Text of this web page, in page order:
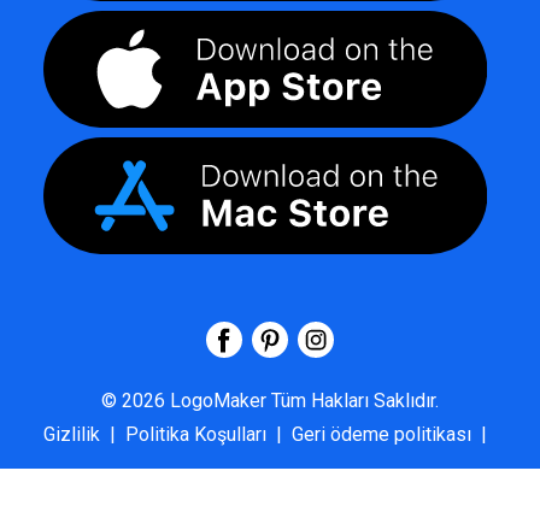
© 2026 LogoMaker Tüm Hakları Saklıdır.
Gizlilik | Politika Koşulları | Geri ödeme politikası |